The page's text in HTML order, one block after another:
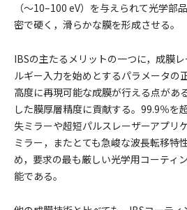
（〜10–100 eV）を与えられて光学部
密で硬く，滑らかな膜を形成させる。
IBSの主たるメリットの一つに，成膜
ルギー入力を始めとするパラメータの
高度に再現可能な成膜が行える点があ
した膜厚層精度に貢献する。99.9％を
失ミラーや超短パルスレーザーアプリ
ミラー，またとても急峻な波長転移特
め，要求の最も厳しい光学用コーティ
能である。